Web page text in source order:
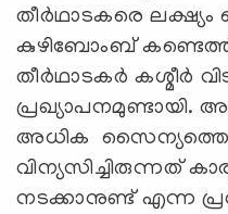
തീര്‍ഥാടകരെ ലക്ഷ്യം
കുഴിബോംബ്
തീര്‍ഥാടകര്‍ കശ്മീര്‍
പ്രഖ്യാപനമുണ്ടായി.
അധിക സൈന്യത്തെ
വിന്യസിച്ചിരുന്നത്
നടക്കാനുണ്ട് എന്ന